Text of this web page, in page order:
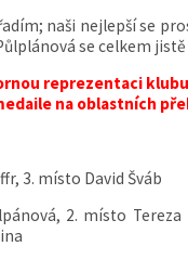
naši nejlepší se
se celkem
reprezentaci
na oblastních
3. místo David Šváb
2. místo